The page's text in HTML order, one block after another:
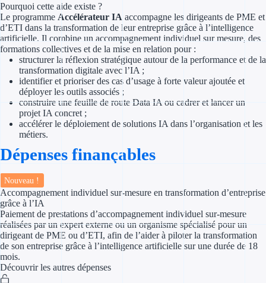
Aides Urssaf
Prêts publics
Prêt
Appel à projet
Aides par
Pourquoi cette aide existe ?
Le programme Accélérateur IA accompagne les dirigeants de PME et
d’ETI dans la transformation de leur entreprise grâce à l’intelligence
artificielle. Il combine un accompagnement individuel sur mesure, des
formations collectives et de la mise en relation pour :
structurer la réflexion stratégique autour de la performance et de la
transformation digitale avec l’IA ;
identifier et prioriser des cas d’usage à forte valeur ajoutée et
déployer les outils associés ;
construire une feuille de route Data IA ou cadrer et lancer un
projet IA concret ;
accélérer le déploiement de solutions IA dans l’organisation et les
métiers.
Dépenses finançables
Nouveau !
Accompagnement individuel sur-mesure en transformation d’entreprise
grâce à l’IA
Paiement de prestations d’accompagnement individuel sur-mesure
réalisées par un expert externe ou un organisme spécialisé pour un
dirigeant de PME ou d’ETI, afin de l’aider à piloter la transformation
de son entreprise grâce à l’intelligence artificielle sur une durée de 18
mois.
Découvrir les autres dépenses